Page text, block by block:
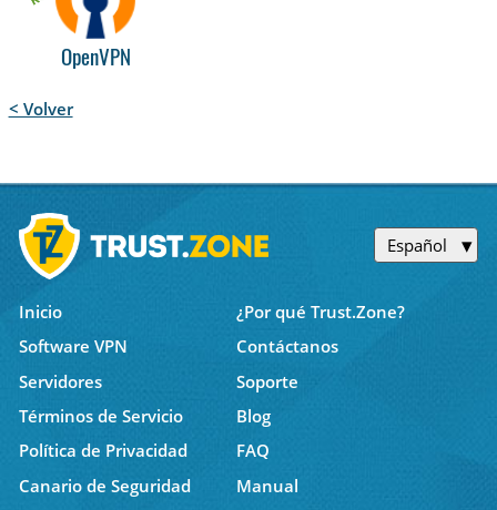
OpenVPN
< Volver
Español
Inicio
¿Por qué Trust.Zone?
Software VPN
Contáctanos
Servidores
Soporte
Términos de Servicio
Blog
Política de Privacidad
FAQ
Canario de Seguridad
Manual